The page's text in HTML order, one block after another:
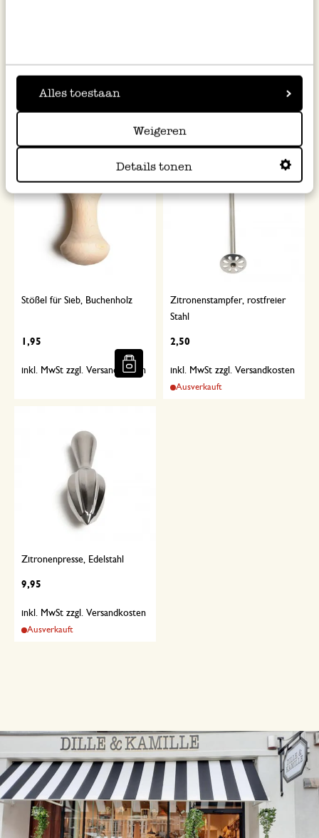
Alles toestaan
Weigeren
Details tonen
inkl. MwSt zzgl. Versandkosten inkl. MwSt zzgl. Versandkosten
Stößel für Sieb, Buchenholz
1,95
inkl. MwSt zzgl. Versandkosten
Zitronenstampfer, rostfreier
Stahl
2,50
inkl. MwSt zzgl. Versandkosten
Ausverkauft
Zitronenpresse, Edelstahl
9,95
inkl. MwSt zzgl. Versandkosten
Ausverkauft